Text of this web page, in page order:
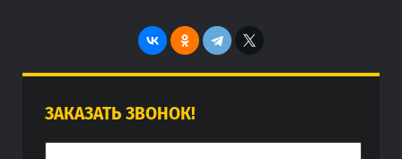
ЗАКАЗАТЬ ЗВОНОК!